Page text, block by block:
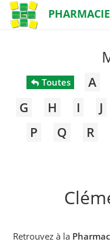
Toutes A
G
H I J
P
Q R
Retrouvez à la